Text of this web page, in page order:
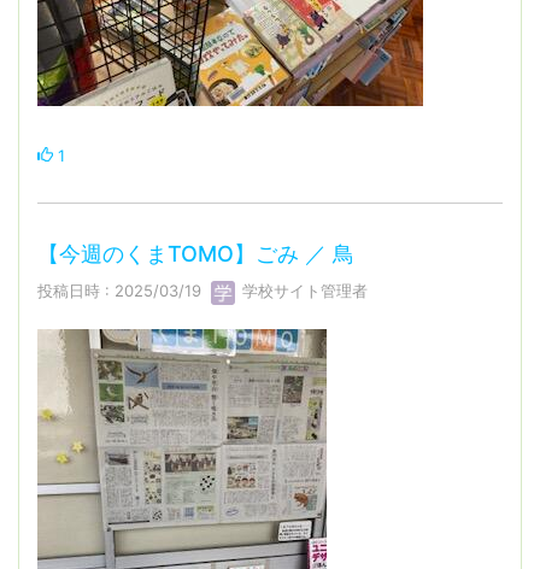
1
【今週のくまTOMO】ごみ ／ 鳥
投稿日時 : 2025/03/19 学校サイト管理者